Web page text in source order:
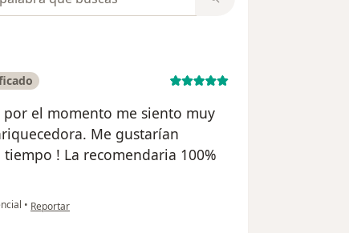
por el momento me siento muy
Me gustarían
! La recomendaria 100%
• en opinión del usuario Diego Cygan
Reportar